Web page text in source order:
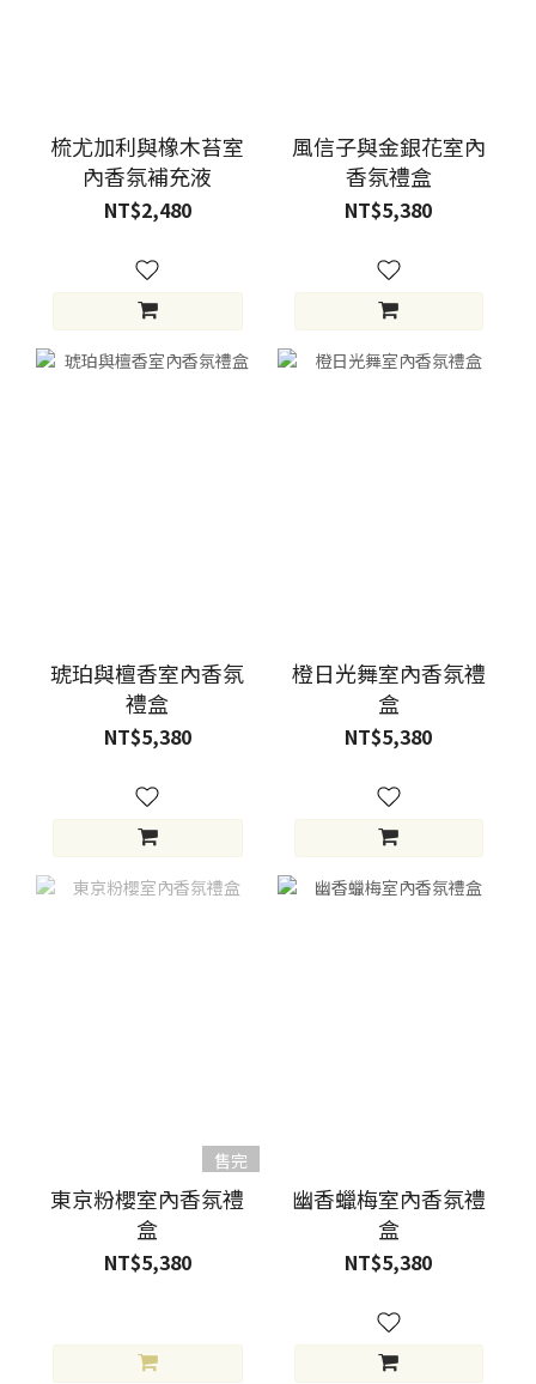
梳尤加利與橡木苔室
內香氛補充液
NT$2,480
風信子與金銀花室內
香氛禮盒
NT$5,380
琥珀與檀香室內香氛
禮盒
NT$5,380
橙日光舞室內香氛禮
盒
NT$5,380
售完
東京粉櫻室內香氛禮
盒
NT$5,380
幽香蠟梅室內香氛禮
盒
NT$5,380